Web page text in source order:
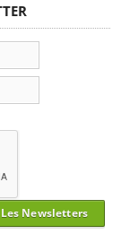
Les Newsletters